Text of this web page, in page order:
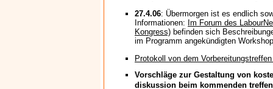
27.4.06: Übermorgen ist es endlich
Informationen: Im Forum des
Kongress) befinden sich
im Programm angekündigten
Protokoll von dem
Vorschläge zur Gestaltung von
diskussion beim kommenden